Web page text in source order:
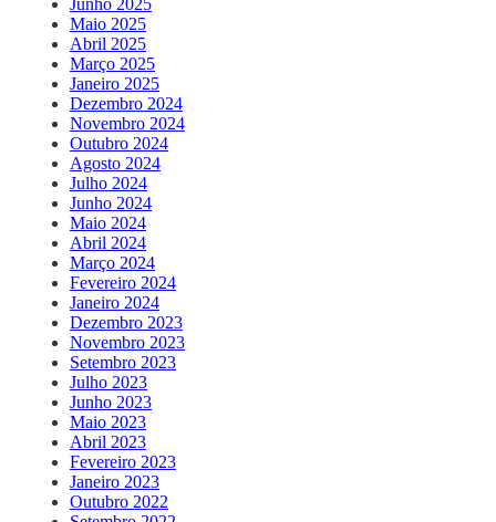
Maio 2025
Abril 2025
Março 2025
Janeiro 2025
Dezembro 2024
Novembro 2024
Outubro 2024
Agosto 2024
Julho 2024
Junho 2024
Maio 2024
Abril 2024
Março 2024
Fevereiro 2024
Janeiro 2024
Dezembro 2023
Novembro 2023
Setembro 2023
Julho 2023
Junho 2023
Maio 2023
Abril 2023
Fevereiro 2023
Janeiro 2023
Outubro 2022